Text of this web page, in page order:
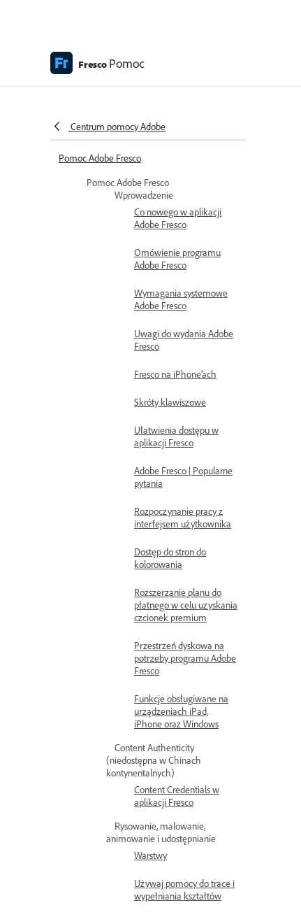
Fresco Pomoc
Centrum pomocy Adobe
Pomoc Adobe Fresco
Pomoc Adobe Fresco
Wprowadzenie
Co nowego w aplikacji
Adobe Fresco
Omówienie programu
Adobe Fresco
Wymagania systemowe
Adobe Fresco
Uwagi do wydania Adobe
Fresco
Fresco na iPhone’ach
Skróty klawiszowe
Ułatwienia dostępu w
aplikacji Fresco
Adobe Fresco | Popularne
pytania
Rozpoczynanie pracy z
interfejsem użytkownika
Dostęp do stron do
kolorowania
Rozszerzanie planu do
płatnego w celu uzyskania
czcionek premium
Przestrzeń dyskowa na
potrzeby programu Adobe
Fresco
Funkcje obsługiwane na
urządzeniach iPad,
iPhone oraz Windows
Content Authenticity
(niedostępna w Chinach
kontynentalnych)
Content Credentials w
aplikacji Fresco
Rysowanie, malowanie,
animowanie i udostępnianie
Warstwy
Używaj pomocy do trace i
wypełniania kształtów